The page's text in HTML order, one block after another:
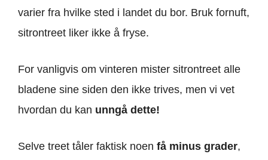
varier fra hvilke sted i landet du bor. Bruk fornuft,
sitrontreet liker ikke å fryse.
For vanligvis om vinteren mister sitrontreet alle
bladene sine siden den ikke trives, men vi vet
hvordan du kan unngå dette!
Selve treet tåler faktisk noen få minus grader,